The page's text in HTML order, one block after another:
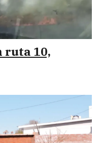
ruta 10,